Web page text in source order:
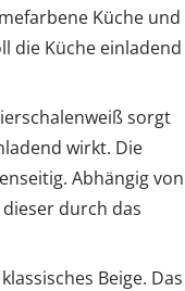
Küche und
die Küche einladend
sorgt
wirkt. Die
Abhängig von
durch das
Beige. Das